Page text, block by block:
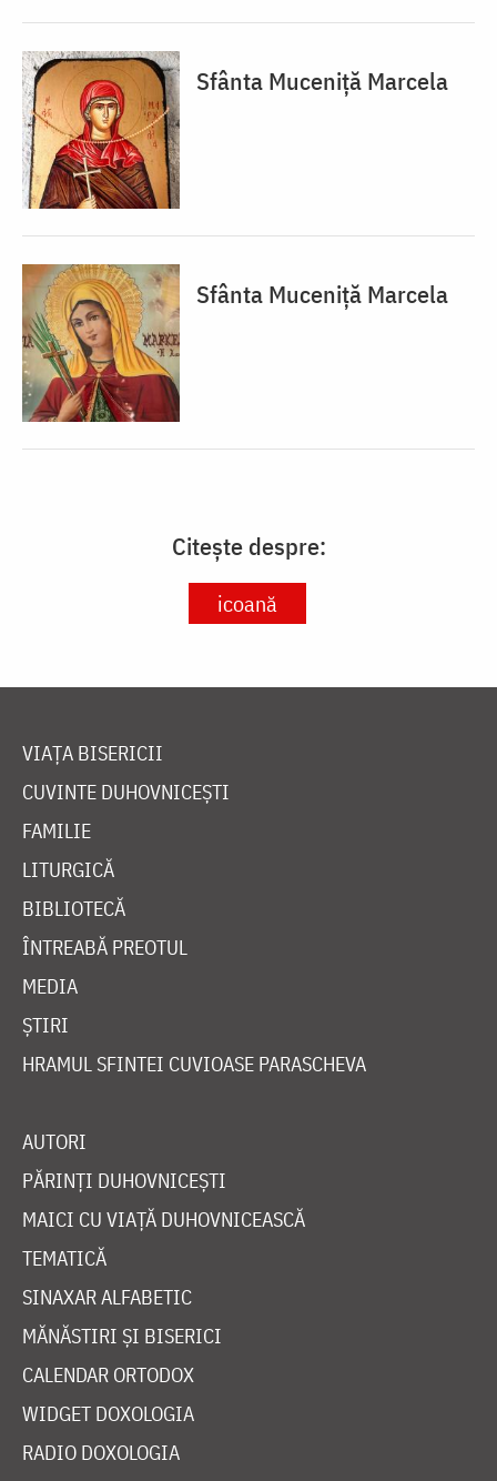
Sfânta Muceniță Marcela
Sfânta Muceniță Marcela
Citește despre:
icoană
VIAȚA BISERICII
CUVINTE DUHOVNICEȘTI
FAMILIE
LITURGICĂ
BIBLIOTECĂ
ÎNTREABĂ PREOTUL
MEDIA
ȘTIRI
HRAMUL SFINTEI CUVIOASE PARASCHEVA
AUTORI
PĂRINȚI DUHOVNICEȘTI
MAICI CU VIAȚĂ DUHOVNICEASCĂ
TEMATICĂ
SINAXAR ALFABETIC
MĂNĂSTIRI ȘI BISERICI
CALENDAR ORTODOX
WIDGET DOXOLOGIA
RADIO DOXOLOGIA